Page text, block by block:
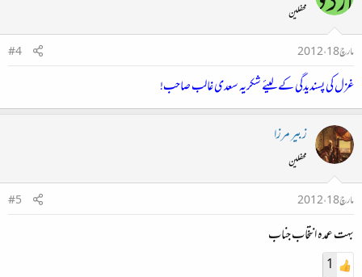
محفلین
مارچ 18، 2012
#4
غزل کی پسندیدگی کے لیئے شکریہ سعدی غالب صاحب!
زبیر مرزا
محفلین
مارچ 18، 2012
#5
بہت عمدہ انتخاب جناب
1